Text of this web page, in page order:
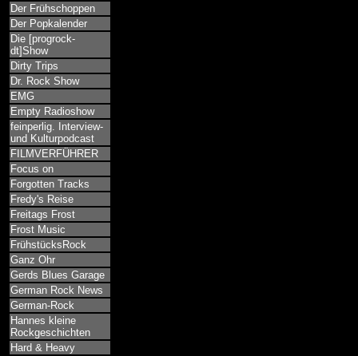
Der Frühschoppen
Der Popkalender
Die [progrock-
dt]Show
Dirty Trips
Dr. Rock Show
EMG
Empty Radioshow
feinperlig. Interview-
und Kulturpodcast
FILMVERFÜHRER
Focus on
Forgotten Tracks
Fredy's Reise
Freitags Frost
Frost Music
FrühstücksRock
Ganz Ohr
Gerds Blues Garage
German Rock News
German-Rock
Hannes kleine
Rockgeschichten
Hard & Heavy